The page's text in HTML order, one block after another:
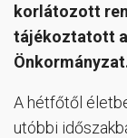
korlátozott
tájékoztatott
A hétfőtől
utóbbi